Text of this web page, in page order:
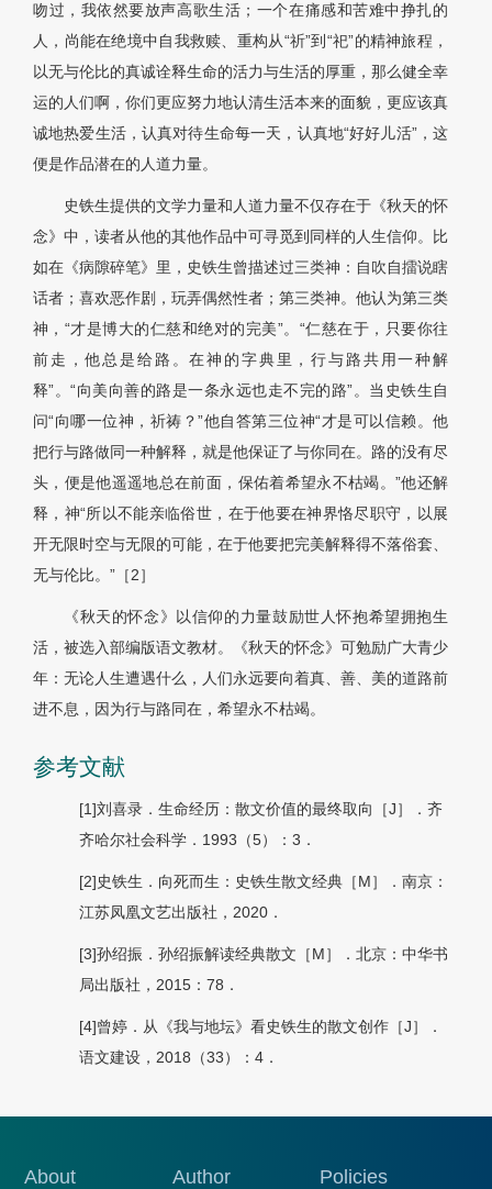
吻过，我依然要放声高歌生活；一个在痛感和苦难中挣扎的
人，尚能在绝境中自我救赎、重构从“祈”到“祀”的精神旅程，
以无与伦比的真诚诠释生命的活力与生活的厚重，那么健全幸
运的人们啊，你们更应努力地认清生活本来的面貌，更应该真
诚地热爱生活，认真对待生命每一天，认真地“好好儿活”，这
便是作品潜在的人道力量。
史铁生提供的文学力量和人道力量不仅存在于《秋天的怀
念》中，读者从他的其他作品中可寻觅到同样的人生信仰。比
如在《病隙碎笔》里，史铁生曾描述过三类神：自吹自擂说瞎
话者；喜欢恶作剧，玩弄偶然性者；第三类神。他认为第三类
神，“才是博大的仁慈和绝对的完美”。“仁慈在于，只要你往
前走，他总是给路。在神的字典里，行与路共用一种解
释”。“向美向善的路是一条永远也走不完的路”。当史铁生自
问“向哪一位神，祈祷？”他自答第三位神“才是可以信赖。他
把行与路做同一种解释，就是他保证了与你同在。路的没有尽
头，便是他遥遥地总在前面，保佑着希望永不枯竭。”他还解
释，神“所以不能亲临俗世，在于他要在神界恪尽职守，以展
开无限时空与无限的可能，在于他要把完美解释得不落俗套、
无与伦比。”［2］
《秋天的怀念》以信仰的力量鼓励世人怀抱希望拥抱生
活，被选入部编版语文教材。《秋天的怀念》可勉励广大青少
年：无论人生遭遇什么，人们永远要向着真、善、美的道路前
进不息，因为行与路同在，希望永不枯竭。
参考文献
[1]刘喜录．生命经历：散文价值的最终取向［J］．齐
齐哈尔社会科学．1993（5）：3．
[2]史铁生．向死而生：史铁生散文经典［M］．南京：
江苏凤凰文艺出版社，2020．
[3]孙绍振．孙绍振解读经典散文［M］．北京：中华书
局出版社，2015：78．
[4]曾婷．从《我与地坛》看史铁生的散文创作［J］．
语文建设，2018（33）：4．
About Author Policies